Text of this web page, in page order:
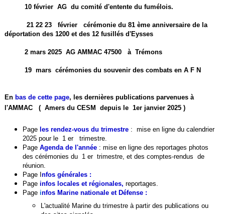
10 février AG du comité d'entente du fumélois.
21 22 23 février cérémonie du 81 ème anniversaire de la
déportation des 1200 et des 12 fusillés d'Eysses
2 mars 2025 AG AMMAC 47500 à Trémons
19 mars cérémonies du souvenir des combats en A F N
En bas de cette page, les dernières publications parvenues à
l'AMMAC ( Amers du CESM depuis le 1er janvier 2025 )
Page les rendez-vous du trimestre : mise en ligne du calendrier
2025 pour le 1 er trimestre.
PageAgenda de l'année : mise en ligne des reportages photos
des cérémonies du 1 er trimestre, et des comptes-rendus de
réunion.
Page Infos générales :
Page infos locales et régionales,reportages.
Pageinfos Marine nationale et Défense :
L'actualité Marine du trimestre à partir des publications ou